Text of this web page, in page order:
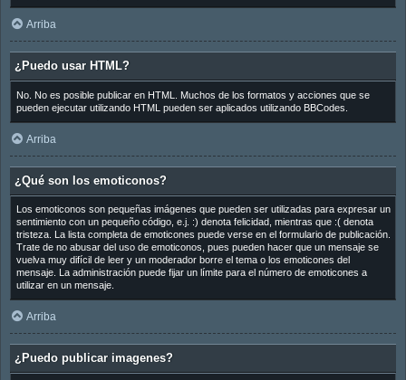
Arriba
¿Puedo usar HTML?
No. No es posible publicar en HTML. Muchos de los formatos y acciones que se
pueden ejecutar utilizando HTML pueden ser aplicados utilizando BBCodes.
Arriba
¿Qué son los emoticonos?
Los emoticonos son pequeñas imágenes que pueden ser utilizadas para expresar un
sentimiento con un pequeño código, e.j. :) denota felicidad, mientras que :( denota
tristeza. La lista completa de emoticones puede verse en el formulario de publicación.
Trate de no abusar del uso de emoticonos, pues pueden hacer que un mensaje se
vuelva muy difícil de leer y un moderador borre el tema o los emoticones del
mensaje. La administración puede fijar un límite para el número de emoticones a
utilizar en un mensaje.
Arriba
¿Puedo publicar imagenes?